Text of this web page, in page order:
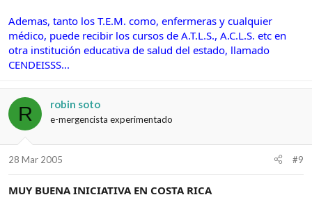
Ademas, tanto los T.E.M. como, enfermeras y cualquier
médico, puede recibir los cursos de A.T.L.S., A.C.L.S. etc en
otra institución educativa de salud del estado, llamado
CENDEISSS...
R robin soto
e-mergencista experimentado
28 Mar 2005 #9
MUY BUENA INICIATIVA EN COSTA RICA